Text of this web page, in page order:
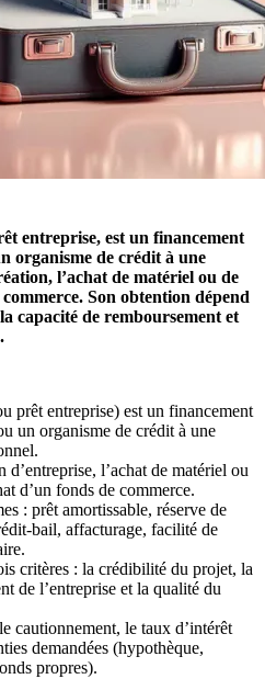
entreprise, est un financement
organisme de crédit à une
l’achat de matériel ou de
Son obtention dépend
capacité de remboursement et
prêt entreprise) est un financement
un organisme de crédit à une
l’achat de matériel ou
d’un fonds de commerce.
: prêt amortissable, réserve de
bail, affacturage, facilité de
critères : la crédibilité du projet, la
de l’entreprise et la qualité du
cautionnement, le taux d’intérêt
demandées (hypothèque,
propres).